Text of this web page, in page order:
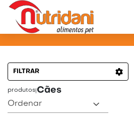
PRODUTOS
FILTRAR
produtos Cães
Ordenar